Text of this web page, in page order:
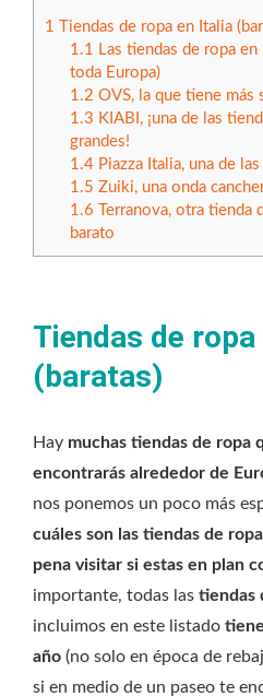
1 Tiendas de ropa en Italia
1.1 Las tiendas de ropa
toda Europa)
1.2 OVS, la que tiene más
1.3 KIABI, ¡una de las
grandes!
1.4Piazza Italia, una de las
1.5 Zuiki, una onda
1.6 Terranova, otra tienda
barato
Tiendas de
(baratas)
Hay muchas tiendas de ropa
encontrarás alrededor de
nos ponemos un poco más
cuáles son las tiendas de
pena visitar si estas en plan
importante, todas las tiendas
incluimos en este listado
año (no solo en época de
si en medio de un paseo te